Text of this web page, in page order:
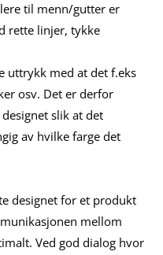
til menn/gutter er
rette linjer, tykke
uttrykk med at det f.eks
osv. Det er derfor
slik at det
av hvilke farge det
designet for et produkt
mellom
Ved god dialog hvor